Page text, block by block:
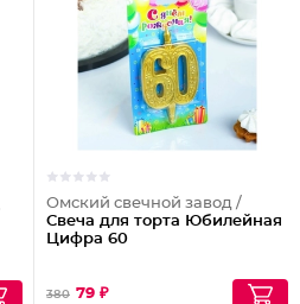
Омский свечной завод /
Свеча для торта Юбилейная
Цифра 60
380 79 ₽